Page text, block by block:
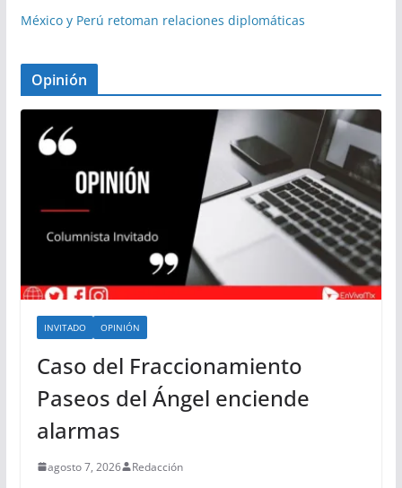
México y Perú retoman relaciones diplomáticas
Opinión
INVITADO OPINIÓN
Caso del Fraccionamiento
Paseos del Ángel enciende
alarmas
agosto 7, 2026 Redacción